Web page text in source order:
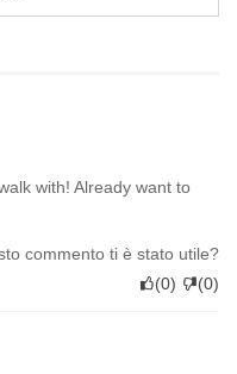
with! Already want to
commento ti è stato utile?
(0) (0)